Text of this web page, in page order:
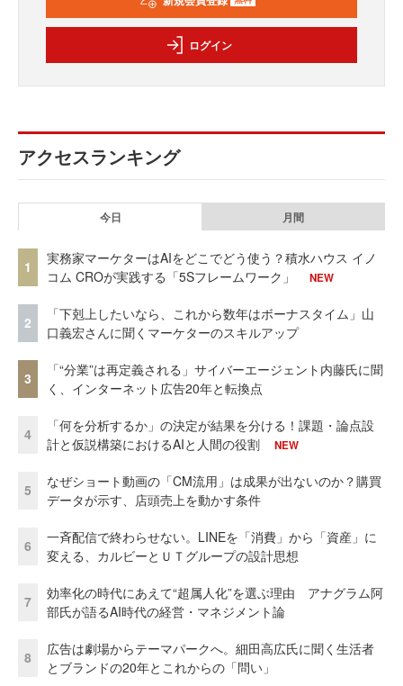
ログイン
アクセスランキング
今日 月間
1
実務家マーケターはAIをどこでどう使う？積水ハウス イノ
コム CROが実践する「5Sフレームワーク」
NEW
2
「下剋上したいなら、これから数年はボーナスタイム」山
口義宏さんに聞くマーケターのスキルアップ
3
「“分業”は再定義される」サイバーエージェント内藤氏に聞
く、インターネット広告20年と転換点
4
「何を分析するか」の決定が結果を分ける！課題・論点設
計と仮説構築におけるAIと人間の役割
NEW
5
なぜショート動画の「CM流用」は成果が出ないのか？購買
データが示す、店頭売上を動かす条件
6
一斉配信で終わらせない。LINEを「消費」から「資産」に
変える、カルビーとＵＴグループの設計思想
7
効率化の時代にあえて“超属人化”を選ぶ理由 アナグラム阿
部氏が語るAI時代の経営・マネジメント論
8
広告は劇場からテーマパークへ。細田高広氏に聞く生活者
とブランドの20年とこれからの「問い」